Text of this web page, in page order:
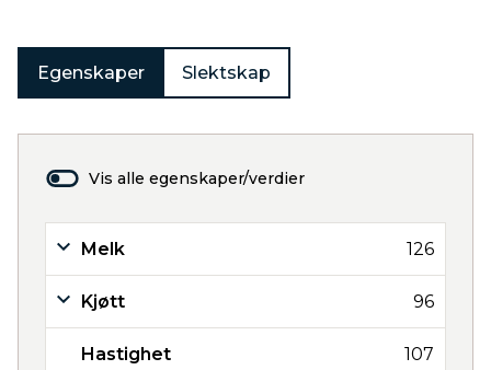
Egenskaper Slektskap
Vis alle egenskaper/verdier
Melk 126
Kjøtt 96
Hastighet 107